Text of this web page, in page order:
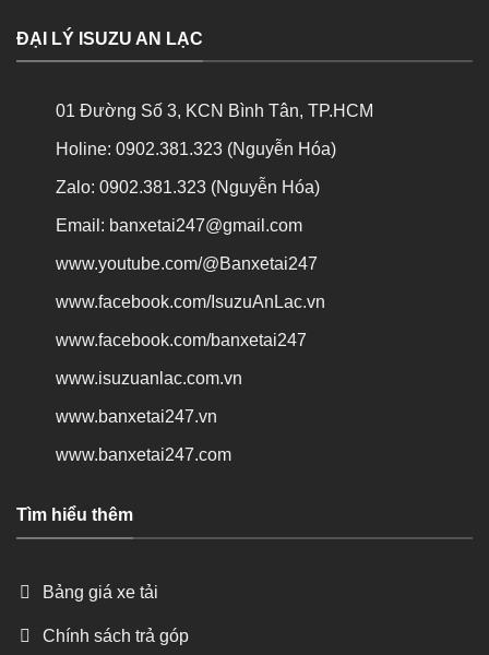
ĐẠI LÝ ISUZU AN LẠC
01 Đường Số 3, KCN Bình Tân, TP.HCM
Holine: 0902.381.323 (Nguyễn Hóa)
Zalo: 0902.381.323 (Nguyễn Hóa)
Email: banxetai247@gmail.com
www.youtube.com/@Banxetai247
www.facebook.com/IsuzuAnLac.vn
www.facebook.com/banxetai247
www.isuzuanlac.com.vn
www.banxetai247.vn
www.banxetai247.com
Tìm hiểu thêm
Bảng giá xe tải
Chính sách trả góp